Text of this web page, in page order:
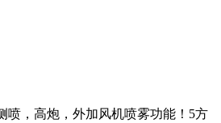
喷，高炮，外加风机喷雾功能！5方